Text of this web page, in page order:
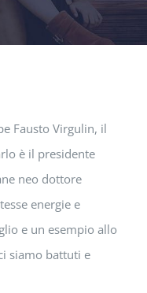
Fausto Virgulin, il
è il presidente
neo dottore
energie e
e un esempio allo
siamo battuti e